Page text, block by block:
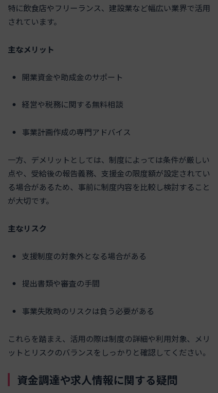
特に飲食店やフリーランス、建設業など幅広い業界で活用
されています。
主なメリット
開業資金や助成金のサポート
経営や税務に関する無料相談
事業計画作成の専門アドバイス
一方、デメリットとしては、制度によっては条件が厳しい
点や、受給後の報告義務、支援金の限度額が設定されてい
る場合があるため、事前に制度内容を比較し検討すること
が大切です。
主なリスク
支援制度の対象外となる場合がある
提出書類や審査の手間
事業失敗時のリスクは負う必要がある
これらを踏まえ、活用の際は制度の詳細や利用対象、メリ
ットとリスクのバランスをしっかりと確認してください。
資金調達や求人情報に関する疑問